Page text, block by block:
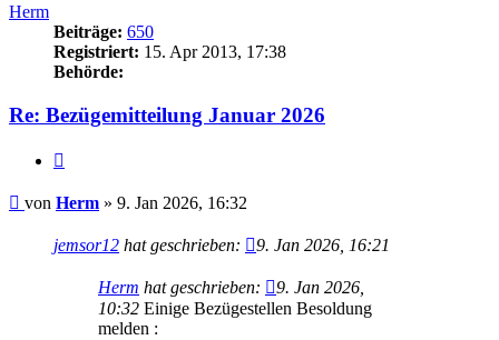
Herm
Beiträge: 650
Registriert: 15. Apr 2013, 17:38
Behörde:
Re: Bezügemitteilung Januar 2026
Beitrag
von Herm » 9. Jan 2026, 16:32
jemsor12 hat geschrieben: 9. Jan 2026, 16:21
Herm hat geschrieben:
9. Jan 2026,
10:32 Einige Bezügestellen Besoldung
melden :